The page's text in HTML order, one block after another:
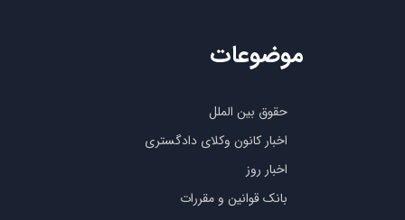
حقوق بین الملل
اخبار کانون وکلای دادگستری
اخبار روز
بانک قوانین و مقررات
موضوعات